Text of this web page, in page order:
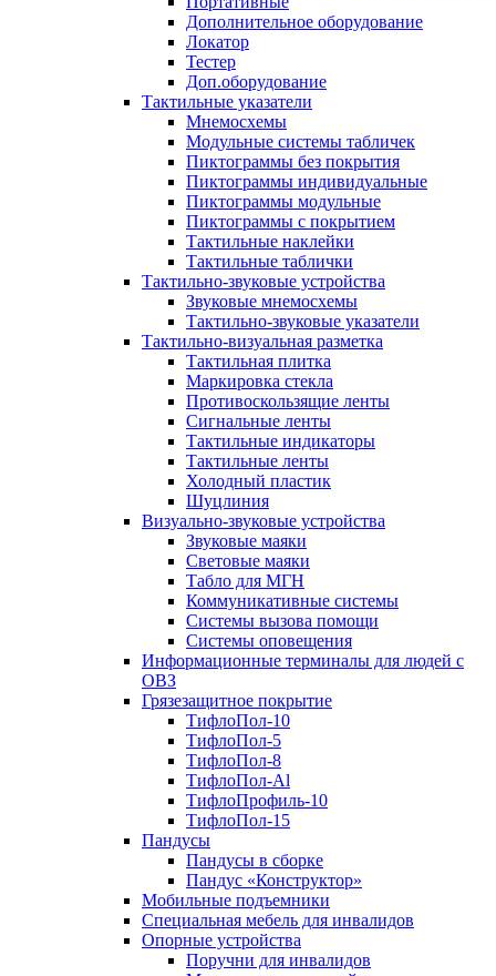
Дополнительное оборудование
Локатор
Тестер
Доп.оборудование
Тактильные указатели
Мнемосхемы
Модульные системы табличек
Пиктограммы без покрытия
Пиктограммы индивидуальные
Пиктограммы модульные
Пиктограммы с покрытием
Тактильные наклейки
Тактильные таблички
Тактильно-звуковые устройства
Звуковые мнемосхемы
Тактильно-звуковые указатели
Тактильно-визуальная разметка
Тактильная плитка
Маркировка стекла
Противоскользящие ленты
Сигнальные ленты
Тактильные индикаторы
Тактильные ленты
Холодный пластик
Шуцлиния
Визуально-звуковые устройства
Звуковые маяки
Световые маяки
Табло для МГН
Коммуникативные системы
Системы вызова помощи
Системы оповещения
Информационные терминалы для людей с
ОВЗ
Грязезащитное покрытие
ТифлоПол-10
ТифлоПол-5
ТифлоПол-8
ТифлоПол-Al
ТифлоПрофиль-10
ТифлоПол-15
Пандусы
Пандусы в сборке
Пандус «Конструктор»
Мобильные подъемники
Специальная мебель для инвалидов
Опорные устройства
Поручни для инвалидов